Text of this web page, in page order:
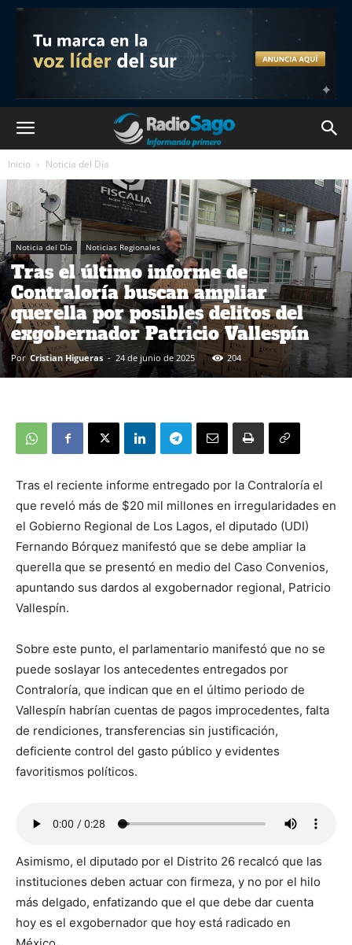
Inicio Noticia del Día
Noticia del Día Noticias Regionales
Tras el último informe de
Contraloría buscan ampliar
querella por posibles delitos del
exgobernador Patricio Vallespín
Por Cristian Higueras - 24 de junio de 2025 204
Tras el reciente informe entregado por la Contraloría el
que reveló más de $20 mil millones en irregularidades en
el Gobierno Regional de Los Lagos, el diputado (UDI)
Fernando Bórquez manifestó que se debe ampliar la
querella que se presentó en medio del Caso Convenios,
apuntando sus dardos al exgobernador regional, Patricio
Vallespín.
Sobre este punto, el parlamentario manifestó que no se
puede soslayar los antecedentes entregados por
Contraloría, que indican que en el último periodo de
Vallespín habrían cuentas de pagos improcedentes, falta
de rendiciones, transferencias sin justificación,
deficiente control del gasto público y evidentes
favoritismos políticos.
Asimismo, el diputado por el Distrito 26 recalcó que las
instituciones deben actuar con firmeza, y no por el hilo
más delgado, enfatizando que el que debe dar cuenta
hoy es el exgobernador que hoy está radicado en